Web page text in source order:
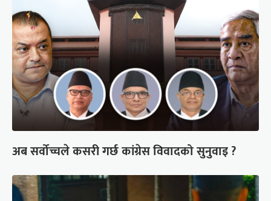
अब सर्वोच्चले कसरी गर्छ कांग्रेस विवादको सुनुवाइ ?